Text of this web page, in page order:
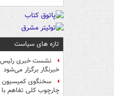
تازه های سیاست
نشست خبری
خبرنگار برگزار می‌شود
سخنگوی
چارچوب کلی تفاهم